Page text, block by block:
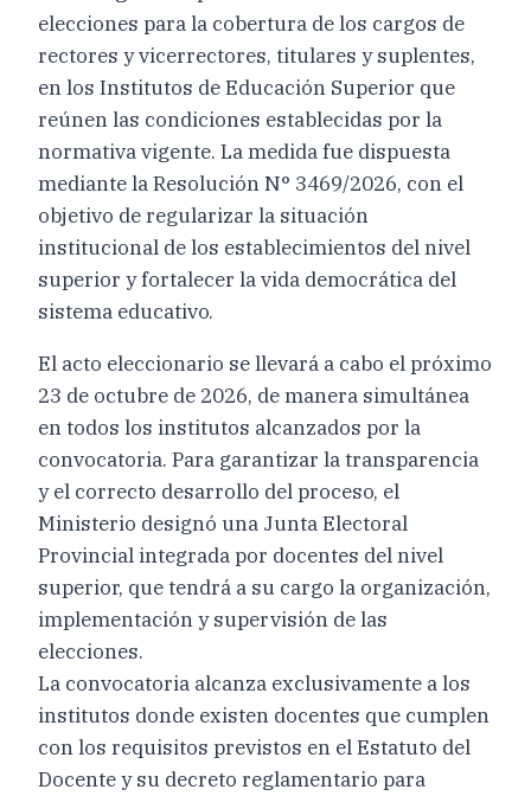
elecciones para la cobertura de los cargos de
rectores y vicerrectores, titulares y suplentes,
en los Institutos de Educación Superior que
reúnen las condiciones establecidas por la
normativa vigente. La medida fue dispuesta
mediante la Resolución N° 3469/2026, con el
objetivo de regularizar la situación
institucional de los establecimientos del nivel
superior y fortalecer la vida democrática del
sistema educativo.
El acto eleccionario se llevará a cabo el próximo
23 de octubre de 2026, de manera simultánea
en todos los institutos alcanzados por la
convocatoria. Para garantizar la transparencia
y el correcto desarrollo del proceso, el
Ministerio designó una Junta Electoral
Provincial integrada por docentes del nivel
superior, que tendrá a su cargo la organización,
implementación y supervisión de las
elecciones.
La convocatoria alcanza exclusivamente a los
institutos donde existen docentes que cumplen
con los requisitos previstos en el Estatuto del
Docente y su decreto reglamentario para